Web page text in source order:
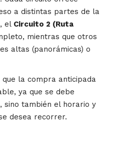
a distintas partes de la
el Circuito 2 (Ruta
mientras que otros
altas (panorámicas) o
la compra anticipada
ya que se debe
sino también el horario y
desea recorrer.